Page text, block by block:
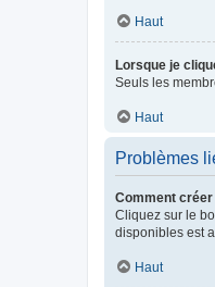
Haut
Lorsque je
Seuls les
Haut
Problèmes
Comment
Cliquez sur le
disponibles est
Haut